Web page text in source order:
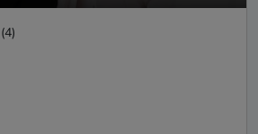
(4)